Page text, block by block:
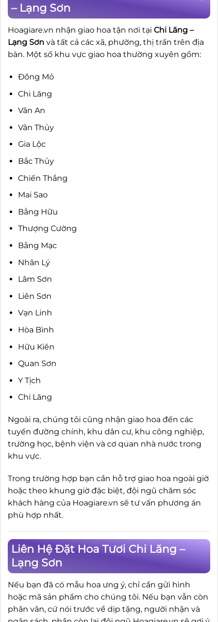
– Lạng Sơn
Hoagiare.vn nhận giao hoa tận nơi tại Chi Lăng –
Lạng Sơn và tất cả các xã, phường, thị trấn trên địa
bàn. Một số khu vực giao hoa thường xuyên gồm:
Đồng Mỏ
Chi Lăng
Vân An
Vân Thủy
Gia Lộc
Bắc Thủy
Chiến Thắng
Mai Sao
Bằng Hữu
Thượng Cường
Bằng Mạc
Nhân Lý
Lâm Sơn
Liên Sơn
Vạn Linh
Hòa Bình
Hữu Kiên
Quan Sơn
Y Tịch
Chi Lăng
Ngoài ra, chúng tôi cũng nhận giao hoa đến các
tuyến đường chính, khu dân cư, khu công nghiệp,
trường học, bệnh viện và cơ quan nhà nước trong
khu vực.
Trong trường hợp bạn cần hỗ trợ giao hoa ngoài giờ
hoặc theo khung giờ đặc biệt, đội ngũ chăm sóc
khách hàng của Hoagiare.vn sẽ tư vấn phương án
phù hợp nhất.
Liên Hệ Đặt Hoa Tươi Chi Lăng –
Lạng Sơn
Nếu bạn đã có mẫu hoa ưng ý, chỉ cần gửi hình
hoặc mã sản phẩm cho chúng tôi. Nếu bạn vẫn còn
phân vân, cứ nói trước về dịp tặng, người nhận và